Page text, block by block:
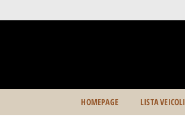
HOMEPAGE LISTA VEICOLI